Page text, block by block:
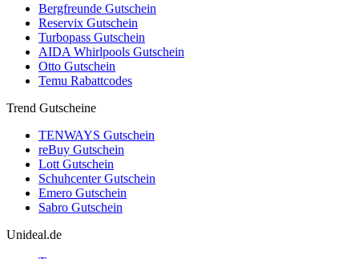
Bergfreunde Gutschein
Reservix Gutschein
Turbopass Gutschein
AIDA Whirlpools Gutschein
Otto Gutschein
Temu Rabattcodes
Trend Gutscheine
TENWAYS Gutschein
reBuy Gutschein
Lott Gutschein
Schuhcenter Gutschein
Emero Gutschein
Sabro Gutschein
Unideal.de